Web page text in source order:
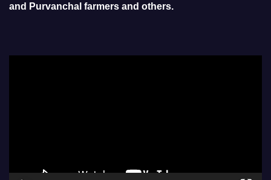
and Purvanchal farmers and others.